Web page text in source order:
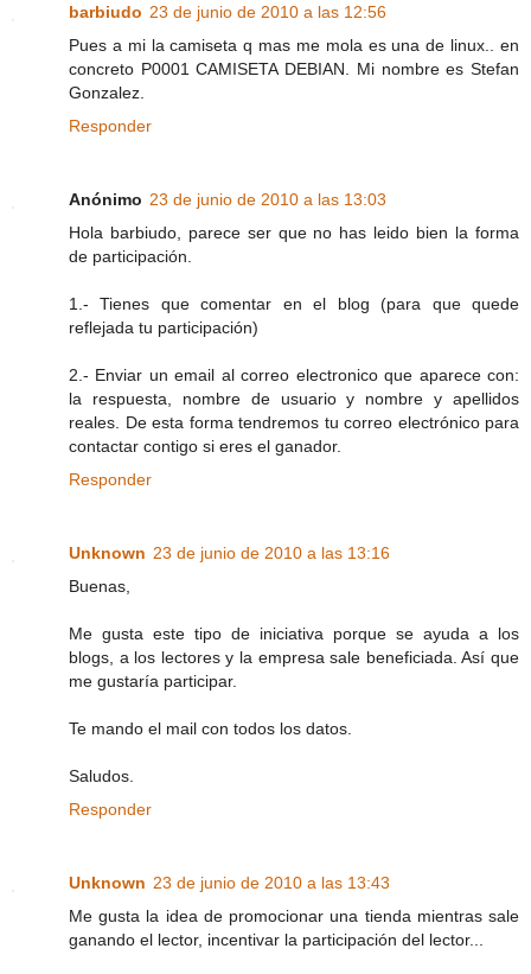
barbiudo 23 de junio de 2010 a las 12:56
Pues a mi la camiseta q mas me mola es una de linux.. en
concreto P0001 CAMISETA DEBIAN. Mi nombre es Stefan
Gonzalez.
Responder
Anónimo 23 de junio de 2010 a las 13:03
Hola barbiudo, parece ser que no has leido bien la forma
de participación.
1.- Tienes que comentar en el blog (para que quede
reflejada tu participación)
2.- Enviar un email al correo electronico que aparece con:
la respuesta, nombre de usuario y nombre y apellidos
reales. De esta forma tendremos tu correo electrónico para
contactar contigo si eres el ganador.
Responder
Unknown 23 de junio de 2010 a las 13:16
Buenas,
Me gusta este tipo de iniciativa porque se ayuda a los
blogs, a los lectores y la empresa sale beneficiada. Así que
me gustaría participar.
Te mando el mail con todos los datos.
Saludos.
Responder
Unknown 23 de junio de 2010 a las 13:43
Me gusta la idea de promocionar una tienda mientras sale
ganando el lector, incentivar la participación del lector...